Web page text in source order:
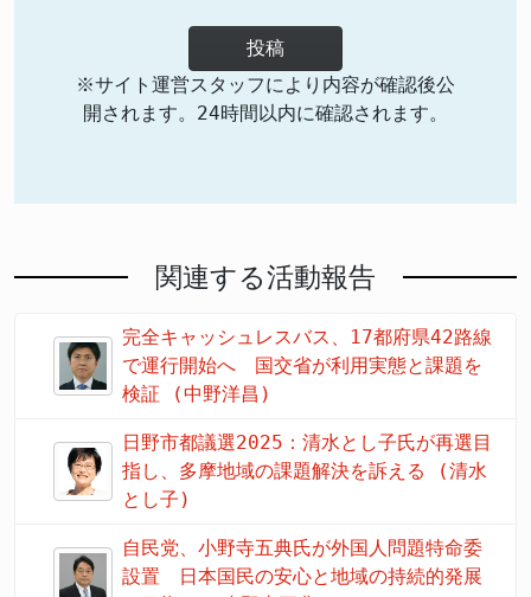
投稿
※サイト運営スタッフにより内容が確認後公
開されます。24時間以内に確認されます。
関連する活動報告
完全キャッシュレスバス、17都府県42路線
で運行開始へ 国交省が利用実態と課題を
検証 (中野洋昌)
日野市都議選2025：清水とし子氏が再選目
指し、多摩地域の課題解決を訴える (清水
とし子)
自民党、小野寺五典氏が外国人問題特命委
設置 日本国民の安心と地域の持続的発展